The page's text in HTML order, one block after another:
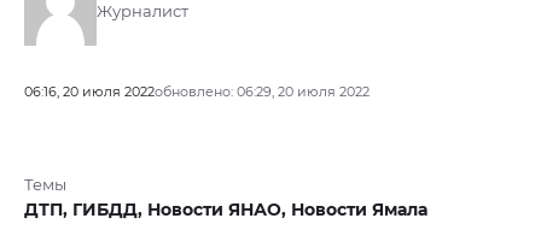
Журналист
06:16, 20 июля 2022обновлено: 06:29, 20 июля 2022
Темы
ДТП, ГИБДД, Новости ЯНАО, Новости Ямала